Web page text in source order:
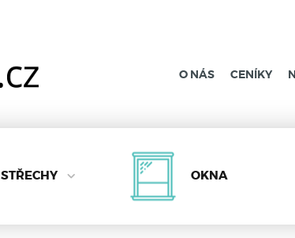
O NÁS CENÍKY
STŘECHY OKNA